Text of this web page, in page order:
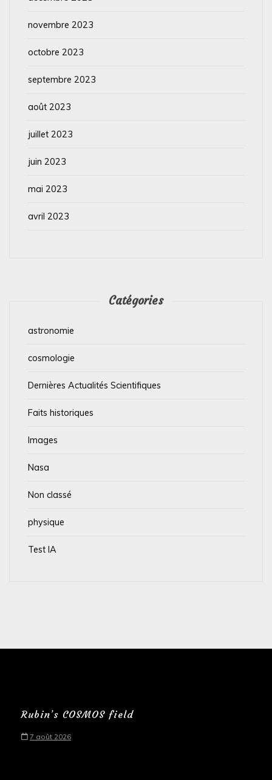
novembre 2023
octobre 2023
septembre 2023
août 2023
juillet 2023
juin 2023
mai 2023
avril 2023
Catégories
astronomie
cosmologie
Dernières Actualités Scientifiques
Faits historiques
Images
Nasa
Non classé
physique
Test IA
Rubin’s COSMOS field
7 août 2026